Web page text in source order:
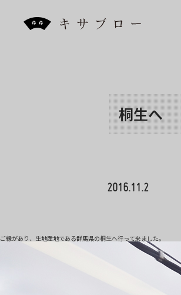
桐生へ
2016.11.2
ご縁があり、生地産地である群馬県の桐生へ行って来ました。